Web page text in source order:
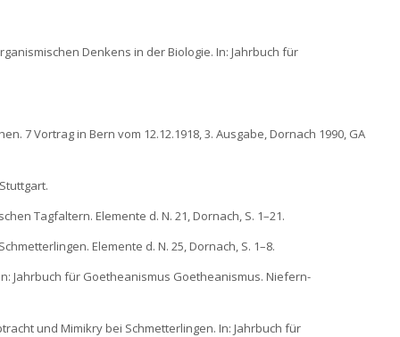
Denkens in der Biologie. In: Jahrbuch für
7 Vortrag in Bern vom 12.12.1918, 3. Ausgabe, Dornach 1990, GA
Tagfaltern. Elemente d. N. 21, Dornach, S. 1–21.
Elemente d. N. 25, Dornach, S. 1–8.
Jahrbuch für Goetheanismus Goetheanismus. Niefern-
und Mimikry bei Schmetterlingen. In: Jahrbuch für